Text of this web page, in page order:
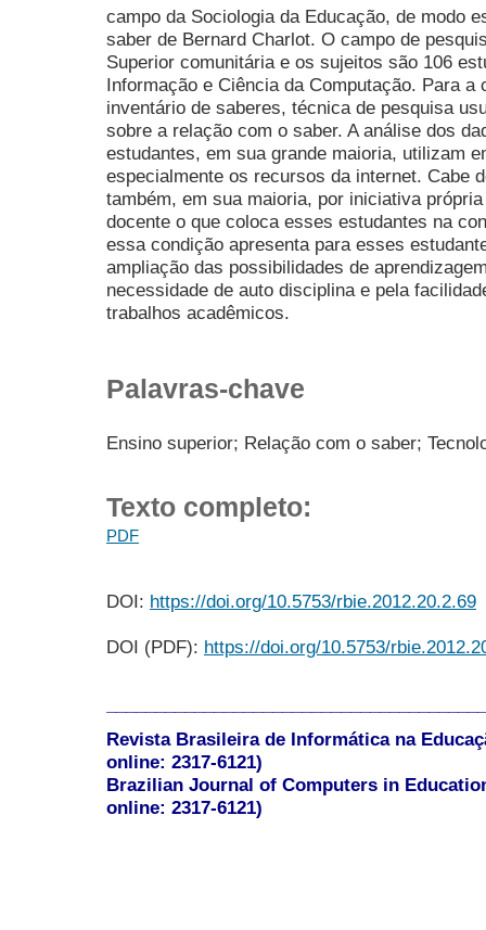
campo da Sociologia da Educação, de modo
saber de Bernard Charlot. O campo de
Superior comunitária e os sujeitos são 106
Informação e Ciência da Computação. Para
inventário de saberes, técnica de pesquisa
sobre a relação com o saber. A análise dos
estudantes, em sua grande maioria, utilizam
especialmente os recursos da internet. Cabe
também, em sua maioria, por iniciativa
docente o que coloca esses estudantes na
essa condição apresenta para esses
ampliação das possibilidades de
necessidade de auto disciplina e pela
trabalhos acadêmicos.
Palavras-chave
Ensino superior; Relação com o saber;
Texto completo:
PDF
DOI: https://doi.org/10.5753/rbie.2012.20.2.69
DOI (PDF): https://doi.org/10.5753/
Revista Brasileira de Informática na
online: 2317-6121)
Brazilian Journal of Computers in
online: 2317-6121)